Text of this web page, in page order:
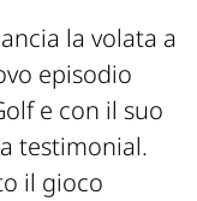
la volata a
episodio
e con il suo
testimonial.
il gioco